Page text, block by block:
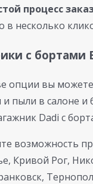
процесс
в несколько
с бортами
опции вы
пыли в салоне
Dadi с
возможность
Кривой Рог,